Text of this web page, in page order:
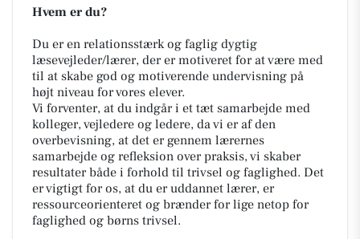
Hvem er du?
Du er en relationsstærk og faglig dygtig
læsevejleder/lærer, der er motiveret for at være med
til at skabe god og motiverende undervisning på
højt niveau for vores elever.
Vi forventer, at du indgår i et tæt samarbejde med
kolleger, vejledere og ledere, da vi er af den
overbevisning, at det er gennem lærernes
samarbejde og refleksion over praksis, vi skaber
resultater både i forhold til trivsel og faglighed. Det
er vigtigt for os, at du er uddannet lærer, er
ressourceorienteret og brænder for lige netop for
faglighed og børns trivsel.